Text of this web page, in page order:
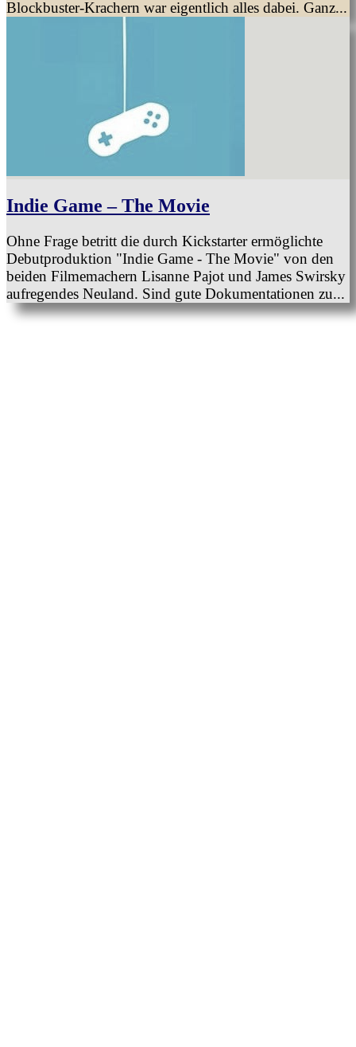
Blockbuster-Krachern war eigentlich alles dabei. Ganz...
Indie Game – The Movie
Ohne Frage betritt die durch Kickstarter ermöglichte
Debutproduktion "Indie Game - The Movie" von den
beiden Filmemachern Lisanne Pajot und James Swirsky
aufregendes Neuland. Sind gute Dokumentationen zu...